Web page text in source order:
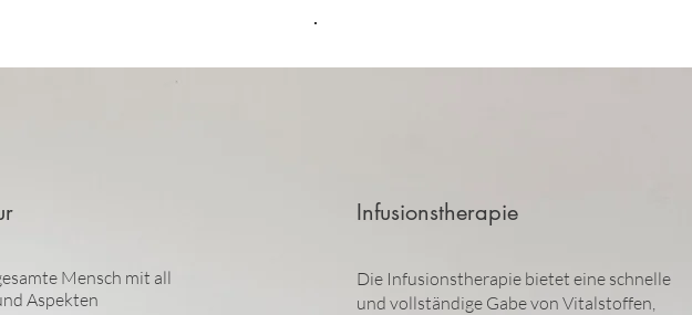
Mensch mit all
Aspekten
Infusionstherapie
Die Infusionstherapie bietet eine schnelle
und vollständige Gabe von Vitalstoffen,